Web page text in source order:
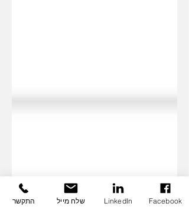
התקשר שלח מייל LinkedIn Facebook